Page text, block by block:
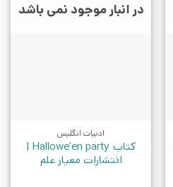
در انبار موجود نمی باشد
ادبیات انگلیس
کتاب Hallowe’en party |
انتشارات معیار علم